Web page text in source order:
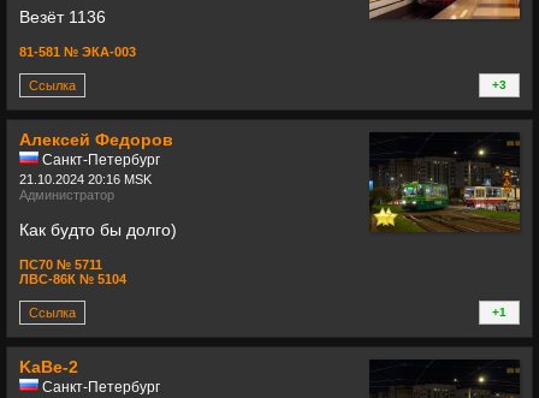
Везёт 1136
81-581 № ЭКА-003
Ссылка
+3
+0
Алексей Федоров
Санкт-Петербург
21.10.2024 20:16 MSK
Администратор
Как будто бы долго)
ПС70 № 5711
ЛВС-86К № 5104
Ссылка
+1
+0
KaBe-2
Санкт-Петербург